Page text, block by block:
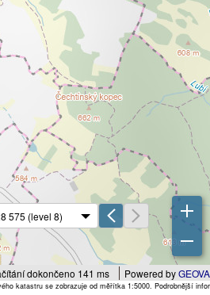
Powered by
dokončeno 141 ms
katastru se zobrazuje od měřítka 1:5000. Podrobnější